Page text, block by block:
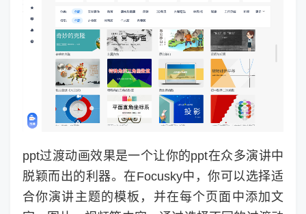
ppt过渡动画效果是一个让你的ppt在众多演讲中
脱颖而出的利器。在Focusky中，你可以选择适
合你演讲主题的模板，并在每个页面中添加文